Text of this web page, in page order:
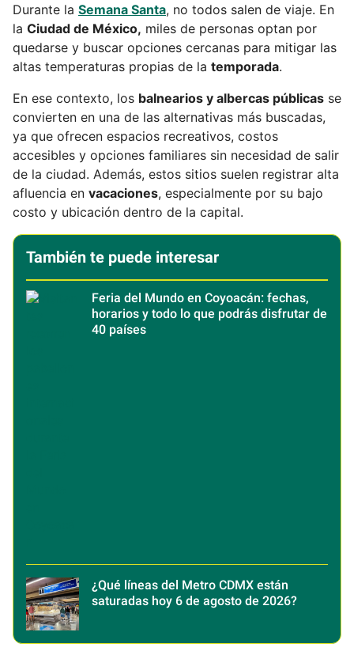
Durante la Semana Santa, no todos salen de viaje. En
la Ciudad de México, miles de personas optan por
quedarse y buscar opciones cercanas para mitigar las
altas temperaturas propias de la temporada.
En ese contexto, los balnearios y albercas públicas se
convierten en una de las alternativas más buscadas,
ya que ofrecen espacios recreativos, costos
accesibles y opciones familiares sin necesidad de salir
de la ciudad. Además, estos sitios suelen registrar alta
afluencia en vacaciones, especialmente por su bajo
costo y ubicación dentro de la capital.
También te puede interesar
Feria del Mundo en Coyoacán: fechas,
horarios y todo lo que podrás disfrutar de
40 países
¿Qué líneas del Metro CDMX están
saturadas hoy 6 de agosto de 2026?